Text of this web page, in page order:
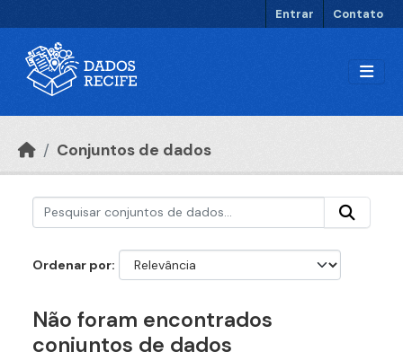
Entrar Contato
Conjuntos de dados
Ordenar por
Não foram encontrados
conjuntos de dados